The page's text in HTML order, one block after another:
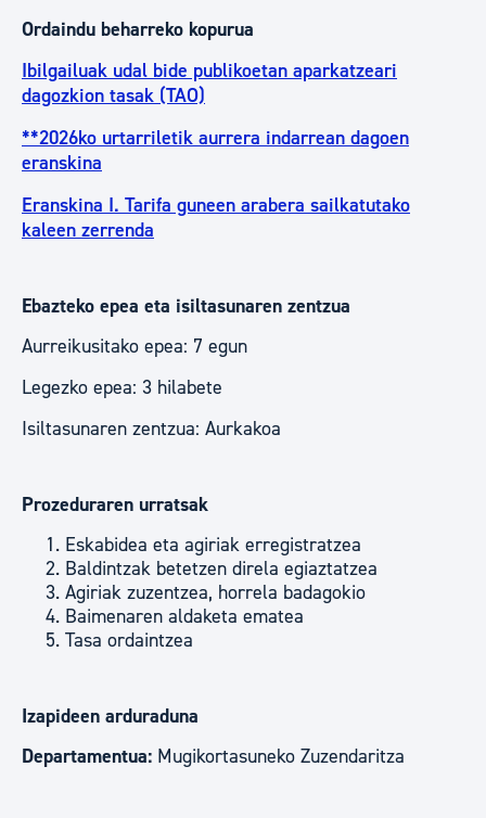
Ordaindu beharreko kopurua
Ibilgailuak udal bide publikoetan aparkatzeari
dagozkion tasak (TAO)
**2026ko urtarriletik aurrera indarrean dagoen
eranskina
Eranskina I. Tarifa guneen arabera sailkatutako
kaleen zerrenda
Ebazteko epea eta isiltasunaren zentzua
Aurreikusitako epea: 7 egun
Legezko epea: 3 hilabete
Isiltasunaren zentzua: Aurkakoa
Prozeduraren urratsak
Eskabidea eta agiriak erregistratzea
Baldintzak betetzen direla egiaztatzea
Agiriak zuzentzea, horrela badagokio
Baimenaren aldaketa ematea
Tasa ordaintzea
Izapideen arduraduna
Departamentua: Mugikortasuneko Zuzendaritza